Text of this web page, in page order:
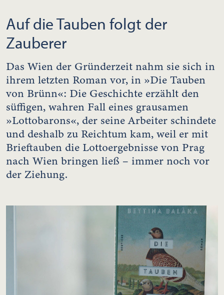
Auf die Tauben folgt der
Zauberer
Das Wien der Gründerzeit nahm sie sich in
ihrem letzten Roman vor, in »Die Tauben
von Brünn«: Die Geschichte erzählt den
süffigen, wahren Fall eines grausamen
»Lottobarons«, der seine Arbeiter schindete
und deshalb zu Reichtum kam, weil er mit
Brieftauben die Lottoergebnisse von Prag
nach Wien bringen ließ – immer noch vor
der Ziehung.